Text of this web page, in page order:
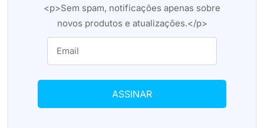
<p>Sem spam, notificações apenas sobre
novos produtos e atualizações.</p>
ASSINAR